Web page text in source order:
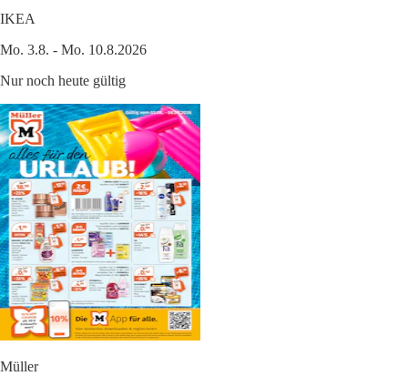
IKEA
Mo. 3.8. - Mo. 10.8.2026
Nur noch heute gültig
Müller